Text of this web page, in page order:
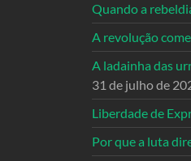
Quando a
A revolução
A ladainha das
31 de julho de
Liberdade de
Por que a luta